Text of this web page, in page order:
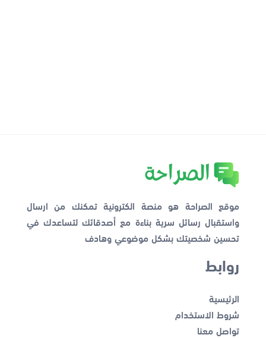
موقع الصراحة هو منصة الكترونية تمكنك من ارسال
واستقبال رسائل سرية بناءة مع أصدقائك لتساعدك في
تحسين شخصيتك بشكل موضوعي وهادف
روابط
الرئيسية
شروط الاستخدام
تواصل معنا